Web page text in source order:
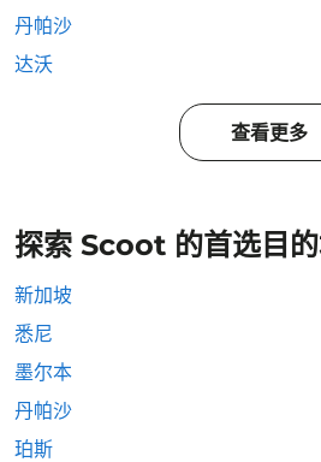
丹帕沙
达沃
查看更多
探索 Scoot 的首选目
新加坡
悉尼
墨尔本
丹帕沙
珀斯